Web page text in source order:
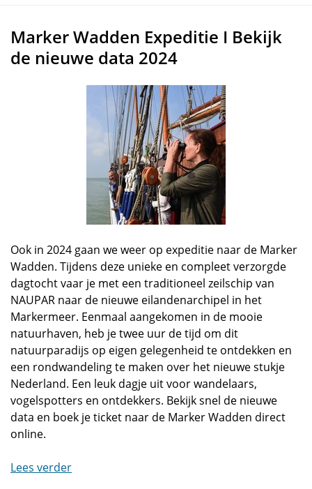
Marker Wadden Expeditie I Bekijk
de nieuwe data 2024
Ook in 2024 gaan we weer op expeditie naar de Marker
Wadden. Tijdens deze unieke en compleet verzorgde
dagtocht vaar je met een traditioneel zeilschip van
NAUPAR naar de nieuwe eilandenarchipel in het
Markermeer. Eenmaal aangekomen in de mooie
natuurhaven, heb je twee uur de tijd om dit
natuurparadijs op eigen gelegenheid te ontdekken en
een rondwandeling te maken over het nieuwe stukje
Nederland. Een leuk dagje uit voor wandelaars,
vogelspotters en ontdekkers. Bekijk snel de nieuwe
data en boek je ticket naar de Marker Wadden direct
online.
Lees verder